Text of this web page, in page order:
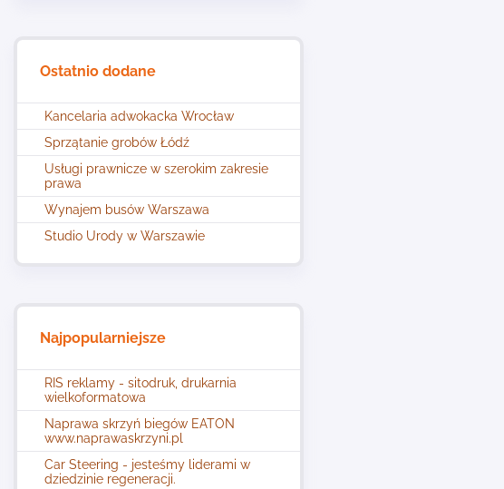
Ostatnio dodane
Kancelaria adwokacka Wrocław
Sprzątanie grobów Łódź
Usługi prawnicze w szerokim zakresie
prawa
Wynajem busów Warszawa
Studio Urody w Warszawie
Najpopularniejsze
RIS reklamy - sitodruk, drukarnia
wielkoformatowa
Naprawa skrzyń biegów EATON
www.naprawaskrzyni.pl
Car Steering - jesteśmy liderami w
dziedzinie regeneracji.